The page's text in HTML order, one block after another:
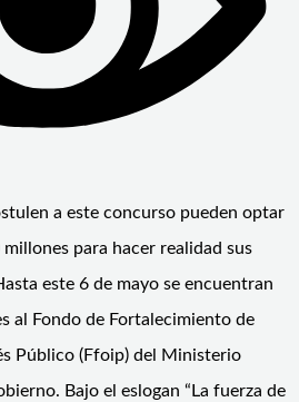
a este concurso pueden optar
para hacer realidad sus
este 6 de mayo se encuentran
al Fondo de Fortalecimiento de
Público (Ffoip) del Ministerio
Bajo el eslogan “La fuerza de